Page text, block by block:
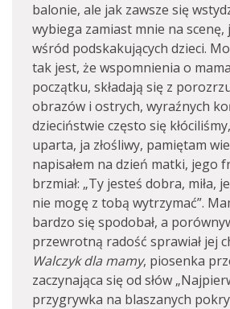
balonie, ale jak zawsze się
wybiega zamiast mnie na scenę,
wśród podskakujących dzieci.
tak jest, że wspomnienia o
początku, składają się z
obrazów i ostrych, wyraźnych
dzieciństwie często się
uparta, ja złośliwy, pamiętam
napisałem na dzień matki, jego
brzmiał: „Ty jesteś dobra, miła,
nie mogę z tobą wytrzymać”.
bardzo się spodobał, a
przewrotną radość sprawiał jej
Walczyk dla mamy, piosenka
zaczynająca się od słów
przygrywka na blaszanych